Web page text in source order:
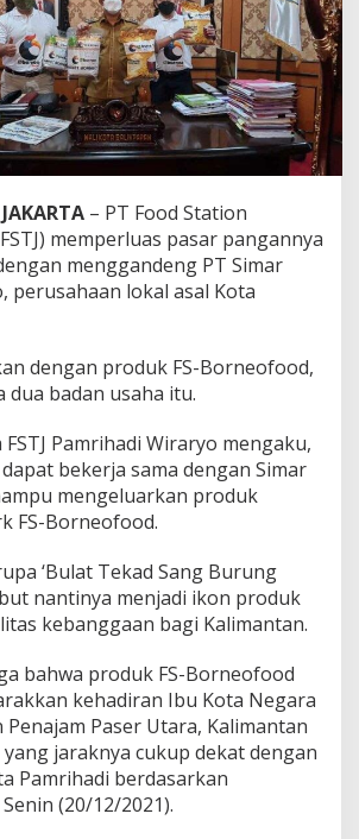
p
i
n
a
n
g
J
a
y
P
e
r
l
u
P
a
a
r
P
a
n
n
G
n
d
e
n
g
P
T
S
– PT Food Station
memperluas pasar pangannya
menggandeng PT Simar
perusahaan lokal asal Kota
dengan produk FS-Borneofood,
dua badan usaha itu.
Pamrihadi Wiraryo mengaku,
bekerja sama dengan Simar
mengeluarkan produk
FS-Borneofood.
‘Bulat Tekad Sang Burung
nantinya menjadi ikon produk
kebanggaan bagi Kalimantan.
bahwa produk FS-Borneofood
kehadiran Ibu Kota Negara
Penajam Paser Utara, Kalimantan
jaraknya cukup dekat dengan
Pamrihadi berdasarkan
(20/12/2021).